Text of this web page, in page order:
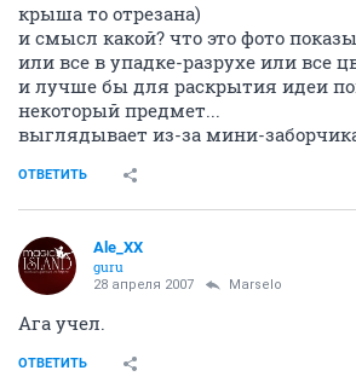
крыша то отрезана)
и смысл какой? что это фото
или все в упадке-разрухе или все
и лучше бы для раскрытия идеи
некоторый предмет...
выглядывает из-за мини-
ОТВЕТИТЬ
Ale_XX
guru
28 апреля 2007 Marselo
Ага учел.
ОТВЕТИТЬ